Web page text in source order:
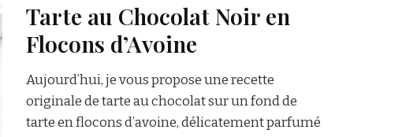
Tarte au Chocolat Noir en
Flocons d’Avoine
Aujourd’hui, je vous propose une recette
originale de tarte au chocolat sur un fond de
tarte en flocons d’avoine, délicatement parfumé